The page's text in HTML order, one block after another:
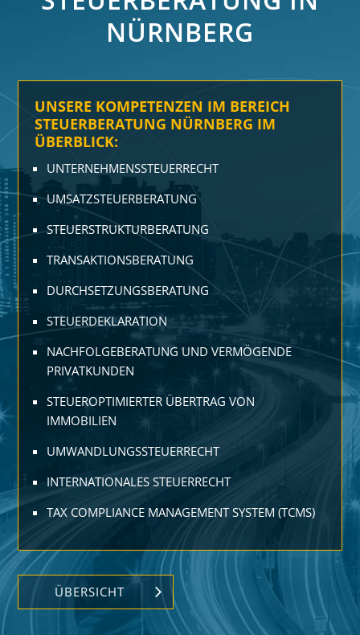
NÜRNBERG
UNSERE KOMPETENZEN IM BEREICH
STEUERBERATUNG NÜRNBERG IM
ÜBERBLICK:
UNTERNEHMENSSTEUERRECHT
UMSATZSTEUERBERATUNG
STEUERSTRUKTURBERATUNG
TRANSAKTIONSBERATUNG
DURCHSETZUNGSBERATUNG
STEUERDEKLARATION
NACHFOLGEBERATUNG UND VERMÖGENDE
PRIVATKUNDEN
STEUEROPTIMIERTER ÜBERTRAG VON
IMMOBILIEN
UMWANDLUNGSSTEUERRECHT
INTERNATIONALES STEUERRECHT
TAX COMPLIANCE MANAGEMENT SYSTEM (TCMS)
ÜBERSICHT